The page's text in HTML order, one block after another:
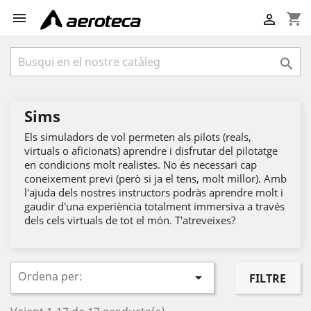
 shopping_cart


Sims
Els simuladors de vol permeten als pilots (reals,
virtuals o aficionats) aprendre i disfrutar del pilotatge
en condicions molt realistes. No és necessari cap
coneixement previ (però si ja el tens, molt millor). Amb
l'ajuda dels nostres instructors podràs aprendre molt i
gaudir d'una experiència totalment immersiva a través
dels cels virtuals de tot el món. T'atreveixes?
Ordena per:  FILTRE